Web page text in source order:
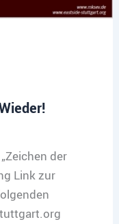
der
Link zur